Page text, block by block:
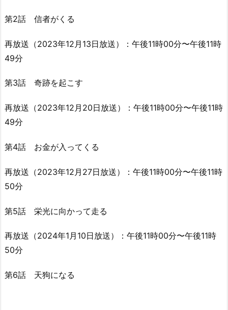
第2話 信者がくる
再放送（2023年12月13日放送）：午後11時00分〜午後11時
49分
第3話 奇跡を起こす
再放送（2023年12月20日放送）：午後11時00分〜午後11時
49分
第4話 お金が入ってくる
再放送（2023年12月27日放送）：午後11時00分〜午後11時
50分
第5話 栄光に向かって走る
再放送（2024年1月10日放送）：午後11時00分〜午後11時
50分
第6話 天狗になる